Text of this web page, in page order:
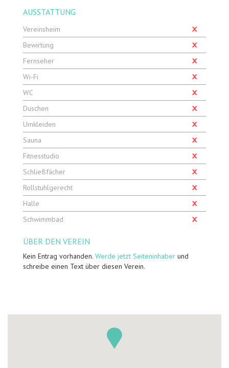
AUSSTATTUNG
Vereinsheim
Bewirtung
Fernseher
Wi-Fi
WC
Duschen
Umkleiden
Sauna
Fitnesstudio
Schließfächer
Rollstuhlgerecht
Halle
Schwimmbad
ÜBER DEN VEREIN
Kein Entrag vorhanden. Werde jetzt Seiteninhaber und
schreibe einen Text über diesen Verein.